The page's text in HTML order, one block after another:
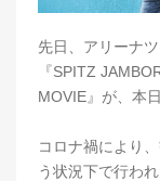
先日、アリーナ
『SPITZ
MOVIE』が、本
コロナ禍により
う状況下で行わ